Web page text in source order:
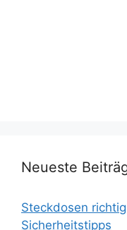
Neueste
Steckdosen
Sicherheitstipps